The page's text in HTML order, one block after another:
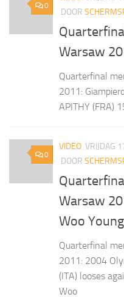
0
DOOR
Warsaw
Quarterfinal
2011:
APITHY (FRA)
0
VIDEO VRIJDAG
DOOR
Warsaw
Woo Young
Quarterfinal
2011: 2004
(ITA) looses
Woo